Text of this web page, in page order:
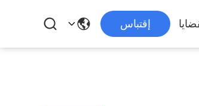
إقتباس